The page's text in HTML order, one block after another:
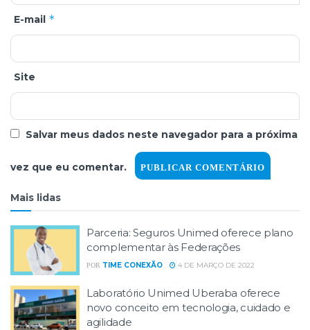
E-mail *
Site
Salvar meus dados neste navegador para a próxima
vez que eu comentar.
Mais lidas
Parceria: Seguros Unimed oferece plano
complementar às Federações
POR TIME CONEXÃO 4 DE MARÇO DE 2022
Laboratório Unimed Uberaba oferece
novo conceito em tecnologia, cuidado e
agilidade